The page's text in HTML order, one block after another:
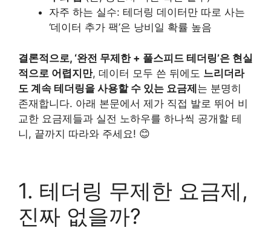
자주 하는 실수: 테더링 데이터만 따로 사는
‘데이터 추가 팩’은 낭비일 확률 높음
결론적으로, ‘완전 무제한 + 풀스피드 테더링’은 현실
적으로 어렵지만, 데이터 모두 쓴 뒤에도 느리더라
도 계속 테더링을 사용할 수 있는 요금제는 분명히
존재합니다. 아래 본문에서 제가 직접 발로 뛰어 비
교한 요금제들과 실전 노하우를 하나씩 공개할 테
니, 끝까지 따라와 주세요! 😊
1. 테더링 무제한 요금제,
진짜 없을까?